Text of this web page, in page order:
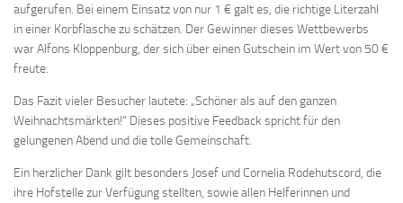
aufgerufen. Bei einem Einsatz von nur 1 € galt es, die richtige Literzahl
in einer Korbflasche zu schätzen. Der Gewinner dieses Wettbewerbs
war Alfons Kloppenburg, der sich über einen Gutschein im Wert von 50 €
freute.
Das Fazit vieler Besucher lautete: „Schöner als auf den ganzen
Weihnachtsmärkten!“ Dieses positive Feedback spricht für den
gelungenen Abend und die tolle Gemeinschaft.
Ein herzlicher Dank gilt besonders Josef und Cornelia Rodehutscord, die
ihre Hofstelle zur Verfügung stellten, sowie allen Helferinnen und